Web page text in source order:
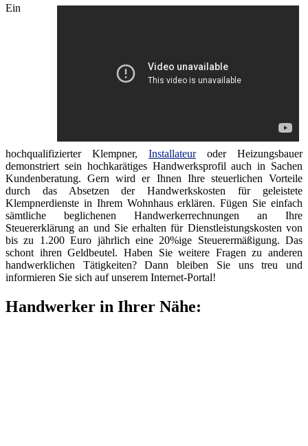
Ein
hochqualifizierter Klempner, Installateuroder Heizungsbauer
demonstriert sein hochkarätiges Handwerksprofil auch in Sachen
Kundenberatung. Gern wird er Ihnen Ihre steuerlichen Vorteile
durch das Absetzen der Handwerkskosten für geleistete
Klempnerdienste in Ihrem Wohnhaus erklären. Fügen Sie einfach
sämtliche beglichenen Handwerkerrechnungen an Ihre
Steuererklärung an und Sie erhalten für Dienstleistungskosten von
bis zu 1.200 Euro jährlich eine 20%ige Steuerermäßigung. Das
schont ihren Geldbeutel. Haben Sie weitere Fragen zu anderen
handwerklichen Tätigkeiten? Dann bleiben Sie uns treu und
informieren Sie sich auf unserem Internet-Portal!
Handwerker in Ihrer Nähe: